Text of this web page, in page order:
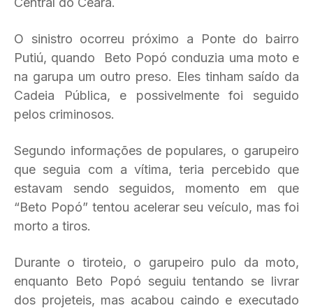
O sinistro ocorreu próximo a Ponte do bairro
Putiú, quando Beto Popó conduzia uma moto e
na garupa um outro preso. Eles tinham saído da
Cadeia Pública, e possivelmente foi seguido
pelos criminosos.
Segundo informações de populares, o garupeiro
que seguia com a vítima, teria percebido que
estavam sendo seguidos, momento em que
“Beto Popó” tentou acelerar seu veículo, mas foi
morto a tiros.
Durante o tiroteio, o garupeiro pulo da moto,
enquanto Beto Popó seguiu tentando se livrar
dos projeteis, mas acabou caindo e executado